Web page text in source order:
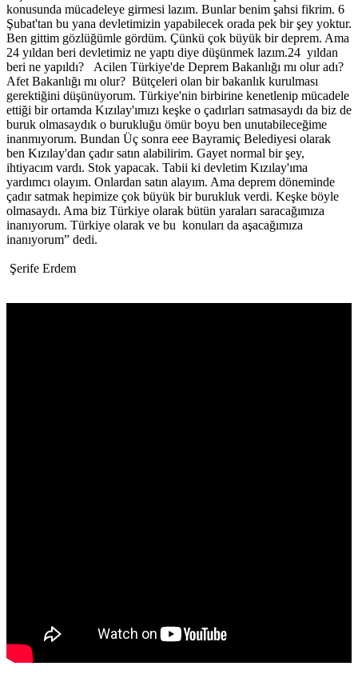
konusunda mücadeleye girmesi lazım. Bunlar benim şahsi fikrim. 6
Şubat'tan bu yana devletimizin yapabilecek orada pek bir şey yoktur.
Ben gittim gözlüğümle gördüm. Çünkü çok büyük bir deprem. Ama
24 yıldan beri devletimiz ne yaptı diye düşünmek lazım.24 yıldan
beri ne yapıldı? Acilen Türkiye'de Deprem Bakanlığı mı olur adı?
Afet Bakanlığı mı olur? Bütçeleri olan bir bakanlık kurulması
gerektiğini düşünüyorum. Türkiye'nin birbirine kenetlenip mücadele
ettiği bir ortamda Kızılay'ımızı keşke o çadırları satmasaydı da biz de
buruk olmasaydık o burukluğu ömür boyu ben unutabileceğime
inanmıyorum. Bundan Üç sonra eee Bayramiç Belediyesi olarak
ben Kızılay'dan çadır satın alabilirim. Gayet normal bir şey,
ihtiyacım vardı. Stok yapacak. Tabii ki devletim Kızılay'ıma
yardımcı olayım. Onlardan satın alayım. Ama deprem döneminde
çadır satmak hepimize çok büyük bir burukluk verdi. Keşke böyle
olmasaydı. Ama biz Türkiye olarak bütün yaraları saracağımıza
inanıyorum. Türkiye olarak ve bu konuları da aşacağımıza
inanıyorum” dedi.
Şerife Erdem